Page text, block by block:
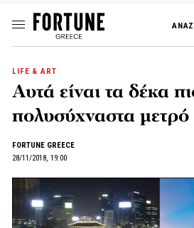
LIFE & ART
Αυτά είναι τα δέκα
πολυσύχναστα
FORTUNE GREECE
28/11/2018, 19:00